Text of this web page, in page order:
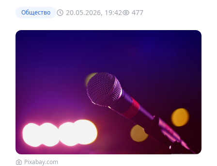
Общество 20.05.2026, 19:42 477
Pixabay.com